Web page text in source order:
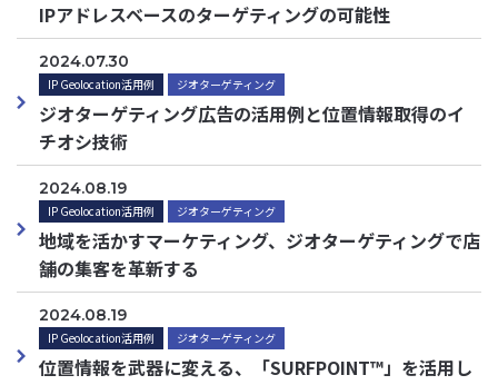
IPアドレスベースのターゲティングの可能性
2024.07.30
IP Geolocation活用例 ジオターゲティング
ジオターゲティング広告の活用例と位置情報取得のイ
チオシ技術
2024.08.19
IP Geolocation活用例 ジオターゲティング
地域を活かすマーケティング、ジオターゲティングで店
舗の集客を革新する
2024.08.19
IP Geolocation活用例 ジオターゲティング
位置情報を武器に変える、「SURFPOINT™」を活用し